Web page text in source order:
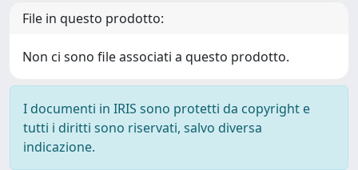
File in questo prodotto:
Non ci sono file associati a questo prodotto.
I documenti in IRIS sono protetti da copyright e
tutti i diritti sono riservati, salvo diversa
indicazione.